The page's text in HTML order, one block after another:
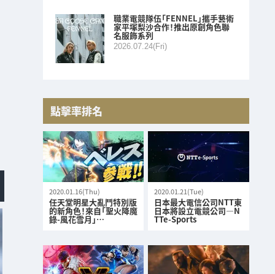
職業電競隊伍「FENNEL」攜手藝術
家平塚梨沙合作！推出原創角色聯
名服飾系列
2026.07.24(Fri)
點擊率排名
2020.01.16(Thu)
任天堂明星大亂鬥特別版
的新角色！來自「聖火降魔
錄-風花雪月」…
2020.01.21(Tue)
日本最大電信公司NTT東
日本將設立電競公司—N
TTe-Sports